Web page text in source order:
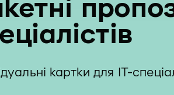
картки для IT-